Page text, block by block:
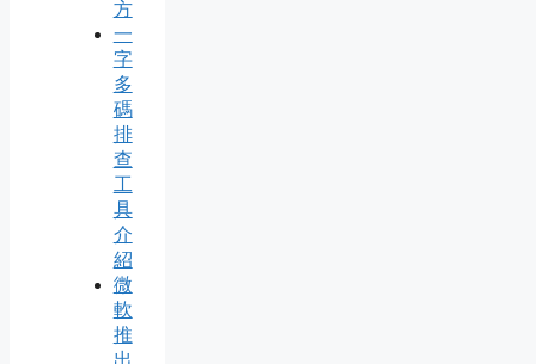
方
一
字
多
碼
排
查
工
具
介
紹
微
軟
推